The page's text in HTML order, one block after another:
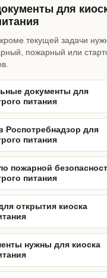
для
текущей задачи
пожарный или
документы для
питания
Роспотребнадзор для
питания
пожарной
питания
открытия киоска
нужны для киоска